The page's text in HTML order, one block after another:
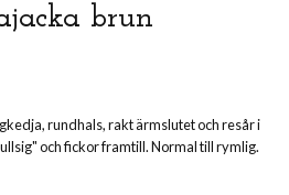
brun
rundhals, rakt ärmslutet och resår i
och fickor framtill. Normal till rymlig.